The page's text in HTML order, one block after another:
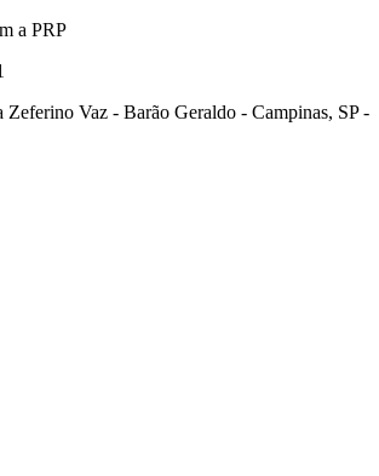
a PRP
Vaz - Barão Geraldo - Campinas, SP -